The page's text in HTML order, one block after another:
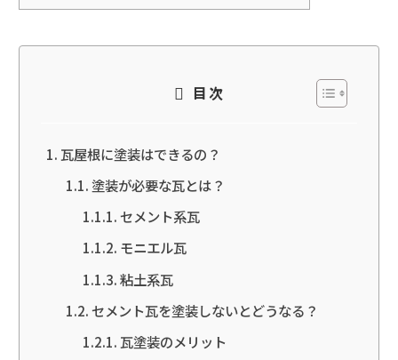
目次
瓦屋根に塗装はできるの？
塗装が必要な瓦とは？
セメント系瓦
モニエル瓦
粘土系瓦
セメント瓦を塗装しないとどうなる？
瓦塗装のメリット